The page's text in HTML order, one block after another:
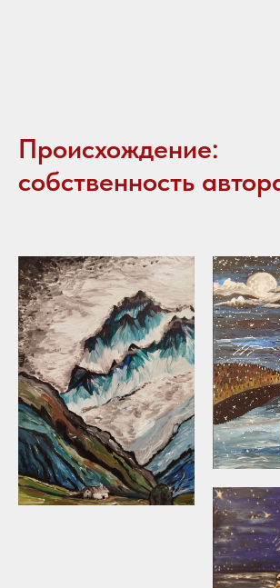
Происхождение:
собственность